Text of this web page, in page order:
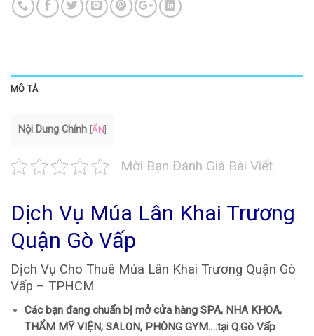
MÔ TẢ
Nội Dung Chính ẨN
Mời Bạn Đánh Giá Bài Viết
Dịch Vụ Múa Lân Khai Trương
Quận Gò Vấp
Dịch Vụ Cho Thuê Múa Lân Khai Trương Quận Gò
Vấp – TPHCM
Các bạn đang chuẩn bị mở cửa hàng SPA, NHA KHOA,
THẨM MỸ VIỆN, SALON, PHÒNG GYM….tại Q.Gò Vấp